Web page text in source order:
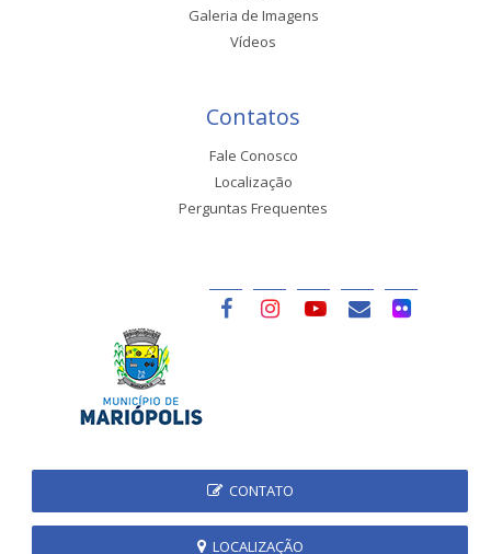
Galeria de Imagens
Vídeos
Contatos
Fale Conosco
Localização
Perguntas Frequentes
CONTATO
LOCALIZAÇÃO